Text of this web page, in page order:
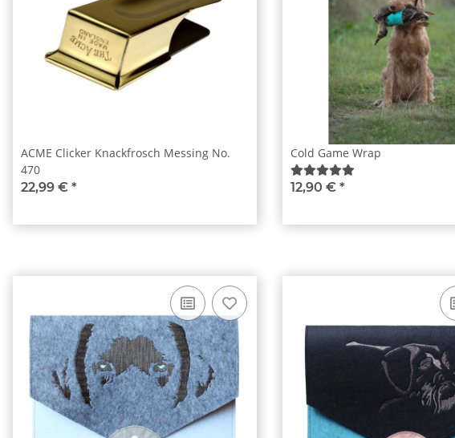
ACME Clicker Knackfrosch Messing No.
470
22,99 € *
Cold Game Wrap
12,90 € *